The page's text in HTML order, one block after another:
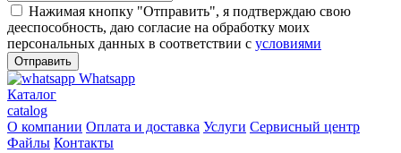
Нажимая кнопку "Отправить", я подтверждаю свою
дееспособность, даю согласие на обработку моих
персональных данных в соответствии с условиями
Whatsapp
Каталог
catalog
О компании Оплата и доставка Услуги Сервисный центр
Файлы Контакты